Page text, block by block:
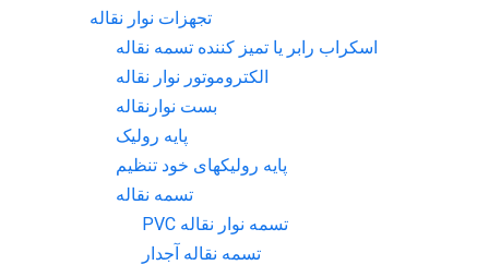
تجهزات نوار نقاله
اسکراب رابر یا تمیز کننده تسمه نقاله
الکتروموتور نوار نقاله
بست نوارنقاله
پایه رولیک
پایه رولیکهای خود تنظیم
تسمه نقاله
تسمه نوار نقاله PVC
تسمه نقاله آجدار